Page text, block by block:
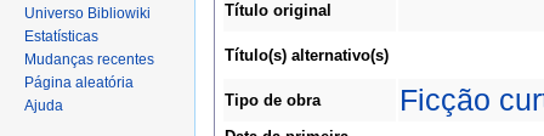
Título original
Título(s) alternativo(s)
Tipo de obra Ficção
Universo Bibliowiki
Estatísticas
Mudanças recentes
Página aleatória
Ajuda